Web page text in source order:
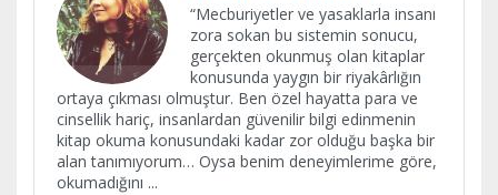
​“Mecburiyetler ve yasaklarla insanı
zora sokan bu sistemin sonucu,
gerçekten okunmuş olan kitaplar
konusunda yaygın bir riyakârlığın
ortaya çıkması olmuştur. Ben özel hayatta para ve
cinsellik hariç, insanlardan güvenilir bilgi edinmenin
kitap okuma konusundaki kadar zor olduğu başka bir
alan tanımıyorum… Oysa benim deneyimlerime göre,
okumadığını ...